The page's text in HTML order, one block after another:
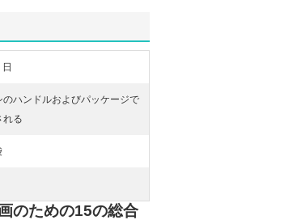
のハンドルおよびパッケージで
れる
のための15の総合